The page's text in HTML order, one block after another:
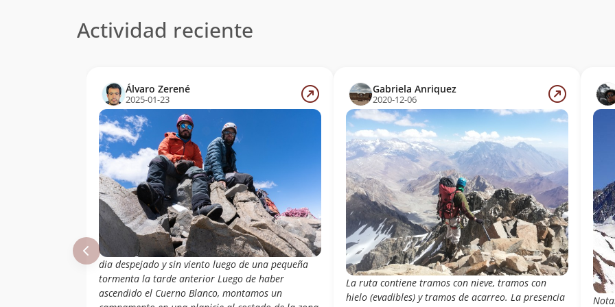
Actividad reciente
Álvaro Zerené
2025-01-23
dia despejado y sin viento luego de una pequeña
tormenta la tarde anterior Luego de haber
ascendido el Cuerno Blanco, montamos un
Gabriela Anriquez
2020-12-06
La ruta contiene tramos con nieve, tramos con
hielo (evadibles) y tramos de acarreo. La presencia